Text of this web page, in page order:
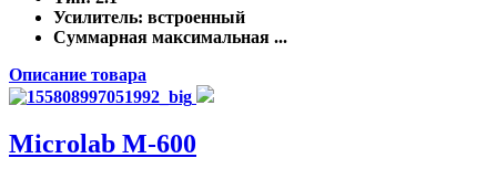
Усилитель: встроенный
Суммарная максимальная ...
Описание товара
Microlab M-600